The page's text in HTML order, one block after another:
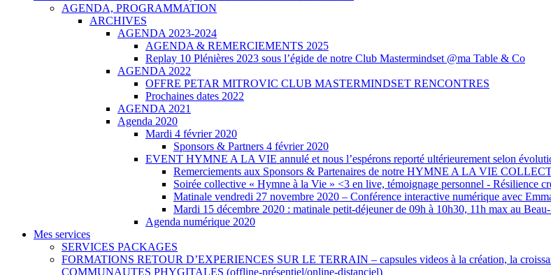
AGENDA, PROGRAMMATION
ARCHIVES
AGENDA 2023-2024
AGENDA & REMERCIEMENTS 2025
Replay 10 Plénières 2023 sous l’égide de notre Club Mastermindset @ma Table & Co
AGENDA 2022
OFFRE PETAR MITROVIC CLUB MASTERMINDSET RENCONTRES
Prochaines dates 2022
AGENDA 2021
Agenda 2020
Mardi 4 février 2020
Sponsors & Partners 4 février 2020
EVENT HYMNE A LA VIE annulé et nous l’espérons reporté ultérieurement selon
Remerciements aux Sponsors & Partenaires de notre HYMNE A LA VIE
Soirée collective « Hymne à la Vie » <3 en live, témoignage personnel - Résilience
Matinale vendredi 27 novembre 2020 – Conférence interactive numérique avec
Mardi 15 décembre 2020 : matinale petit-déjeuner de 09h à 10h30, 11h max au
Agenda numérique 2020
Mes services
SERVICES PACKAGES
FORMATIONS RETOUR D’EXPERIENCES SUR LE TERRAIN – capsules videos à la création, la
COMMUNAUTES PHYGITALES (offline-présentiel/online-distanciel)